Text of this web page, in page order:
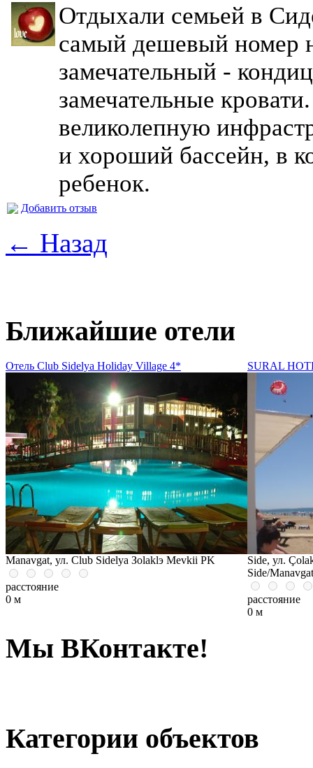
Отдыхали семьей в
самый дешевый номер
замечательный -
замечательные
великолепную
и хороший бассейн, в
ребенок.
Добавить отзыв
← Назад
Ближайшие отели
Отель Club Sidelya Holiday Village 4*
Manavgat, ул. Club Sidelya Зolaklэ Mevkii PK
расстояние
0 м
SURAL
Side, ул.
Side/Manavgat
расстояние
0 м
Мы ВКонтакте!
Категории объектов